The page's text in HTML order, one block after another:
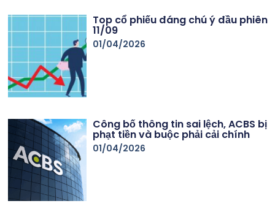
Top cổ phiếu đáng chú ý đầu phiên
11/09
01/04/2026
Công bố thông tin sai lệch, ACBS bị
phạt tiền và buộc phải cải chính
01/04/2026